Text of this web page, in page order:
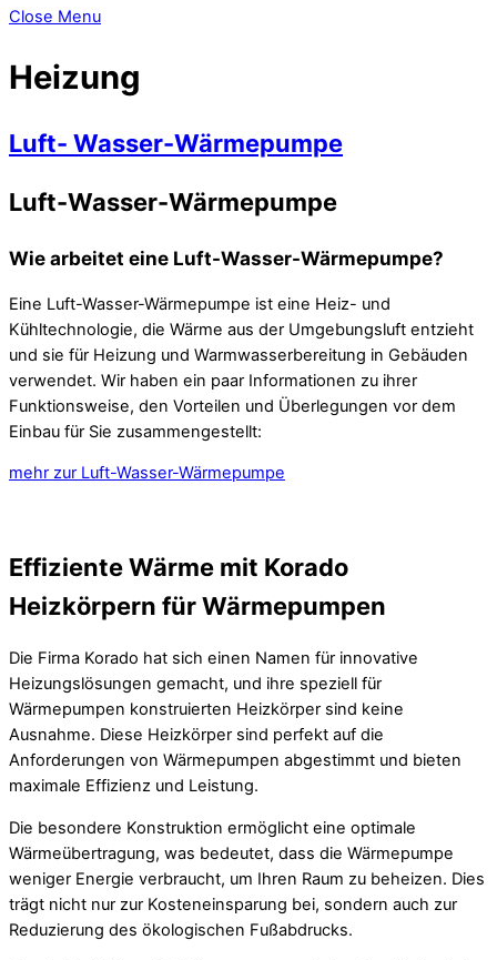
Close Menu
Heizung
Luft- Wasser-Wärmepumpe
Luft-Wasser-Wärmepumpe
Wie arbeitet eine Luft-Wasser-Wärmepumpe?
Eine Luft-Wasser-Wärmepumpe ist eine Heiz- und
Kühltechnologie, die Wärme aus der Umgebungsluft entzieht
und sie für Heizung und Warmwasserbereitung in Gebäuden
verwendet. Wir haben ein paar Informationen zu ihrer
Funktionsweise, den Vorteilen und Überlegungen vor dem
Einbau für Sie zusammengestellt:
mehr zur Luft-Wasser-Wärmepumpe
Effiziente Wärme mit Korado
Heizkörpern für Wärmepumpen
Die Firma Korado hat sich einen Namen für innovative
Heizungslösungen gemacht, und ihre speziell für
Wärmepumpen konstruierten Heizkörper sind keine
Ausnahme. Diese Heizkörper sind perfekt auf die
Anforderungen von Wärmepumpen abgestimmt und bieten
maximale Effizienz und Leistung.
Die besondere Konstruktion ermöglicht eine optimale
Wärmeübertragung, was bedeutet, dass die Wärmepumpe
weniger Energie verbraucht, um Ihren Raum zu beheizen. Dies
trägt nicht nur zur Kosteneinsparung bei, sondern auch zur
Reduzierung des ökologischen Fußabdrucks.